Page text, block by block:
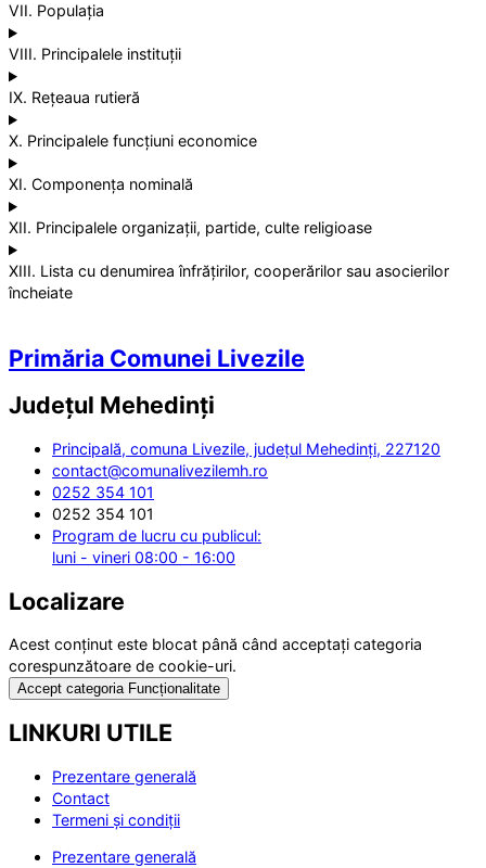
VII. Populația
VIII. Principalele instituții
IX. Rețeaua rutieră
X. Principalele funcțiuni economice
XI. Componența nominală
XII. Principalele organizații, partide, culte religioase
XIII. Lista cu denumirea înfrățirilor, cooperărilor sau asocierilor
încheiate
Primăria Comunei Livezile
Județul Mehedinți
Principală, comuna Livezile, județul Mehedinți, 227120
contact@comunalivezilemh.ro
0252 354 101
0252 354 101
Program de lucru cu publicul:
luni - vineri 08:00 - 16:00
Localizare
Acest conținut este blocat până când acceptați categoria
corespunzătoare de cookie-uri.
Accept categoria Funcționalitate
LINKURI UTILE
Prezentare generală
Contact
Termeni și condiții
Prezentare generală